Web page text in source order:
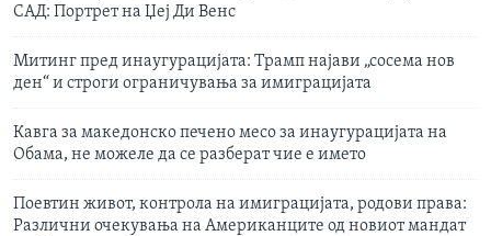
САД: Портрет на Џеј Ди Венс
Митинг пред инаугурацијата: Трамп најави „сосема нов
ден“ и строги ограничувања за имиграцијата
Кавга за македонско печено месо за инаугурацијата на
Обама, не можеле да се разберат чие е името
Поевтин живот, контрола на имиграцијата, родови права:
Различни очекувања на Американците од новиот мандат